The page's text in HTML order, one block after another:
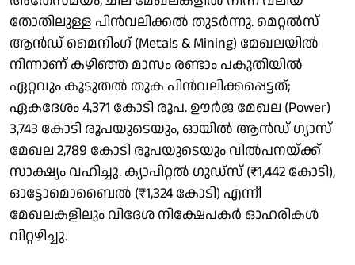
തോതിലുള്ള പിൻവലിക്കൽ തുടർന്നു. മെറ്റൽസ്
ആൻഡ് മൈനിംഗ് (Metals & Mining) മേഖലയിൽ
നിന്നാണ് കഴിഞ്ഞ മാസം രണ്ടാം പകുതിയില്‍
ഏറ്റവും കൂടുതൽ തുക പിൻവലിക്കപ്പെട്ടത്;
ഏകദേശം 4,371 കോടി രൂപ. ഊർജ മേഖല (Power)
3,743 കോടി രൂപയുടെയും, ഓയിൽ ആൻഡ് ഗ്യാസ്
മേഖല 2,789 കോടി രൂപയുടെയും വിൽപനയ്ക്ക്
സാക്ഷ്യം വഹിച്ചു. ക്യാപിറ്റൽ ഗുഡ്‌സ് (₹1,442 കോടി),
ഓട്ടോമൊബൈൽ (₹1,324 കോടി) എന്നീ
മേഖലകളിലും വിദേശ നിക്ഷേപകർ ഓഹരികൾ
വിറ്റഴിച്ചു.